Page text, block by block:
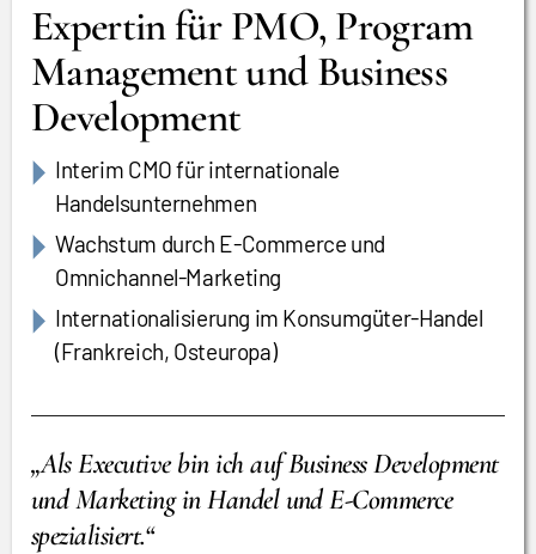
Expertin für PMO, Program
Management und Business
Development
Interim CMO für internationale
Handelsunternehmen
Wachstum durch E-Commerce und
Omnichannel-Marketing
Internationalisierung im Konsumgüter-Handel
(Frankreich, Osteuropa)
„Als Executive bin ich auf Business Development
und Marketing in Handel und E-Commerce
spezialisiert.“